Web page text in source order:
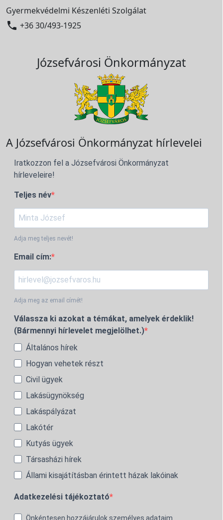
Gyermekvédelmi Készenléti Szolgálat
 +36 30/493-1925
Józsefvárosi Önkormányzat
A Józsefvárosi Önkormányzat hírlevelei
Iratkozzon fel a Józsefvárosi Önkormányzat
hírleveleire!
Teljes név
Adja meg teljes nevét!
Email cím:
Adja meg az email címét!
Válassza ki azokat a témákat, amelyek érdeklik!
(Bármennyi hírlevelet megjelölhet.)
Általános hírek
Hogyan vehetek részt
Civil ügyek
Lakásügynökség
Lakáspályázat
Lakótér
Kutyás ügyek
Társasházi hírek
Állami kisajátításban érintett házak lakóinak
Adatkezelési tájékoztató
Önkéntesen hozzájárulok személyes adataim